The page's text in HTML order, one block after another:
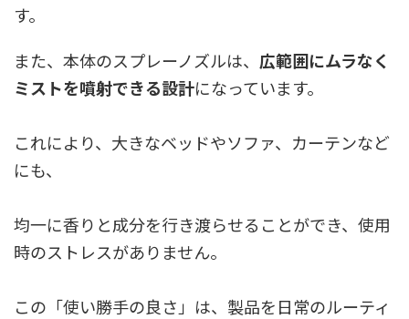
す。
また、本体のスプレーノズルは、 広範囲にムラなく
ミストを噴射できる設計になっています。
これにより、大きなベッドやソファ、カーテンなど
にも、
均一に香りと成分を行き渡らせることができ、使用
時のストレスがありません。
この「使い勝手の良さ」は、製品を日常のルーティ